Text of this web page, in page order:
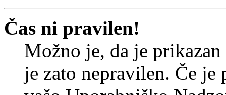
Čas ni pravilen!
Možno je, da je prikazan
je zato nepravilen. Če